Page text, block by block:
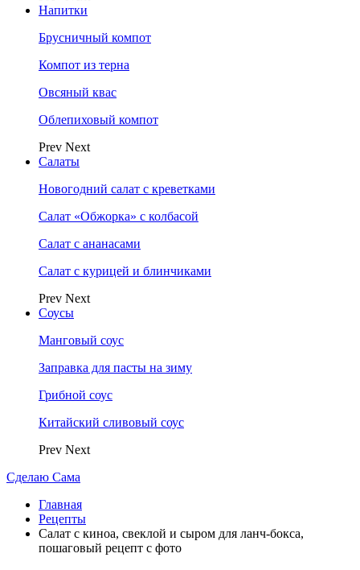
Напитки
Брусничный компот
Компот из терна
Овсяный квас
Облепиховый компот
Prev Next
Салаты
Новогодний салат с креветками
Салат «Обжорка» с колбасой
Салат с ананасами
Салат с курицей и блинчиками
Prev Next
Соусы
Манговый соус
Заправка для пасты на зиму
Грибной соус
Китайский сливовый соус
Prev Next
Сделаю Сама
Главная
Рецепты
Салат с киноа, свеклой и сыром для ланч-бокса,
пошаговый рецепт с фото